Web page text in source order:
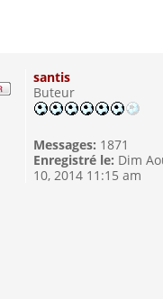
santis
Buteur
Messages: 1871
Enregistré le: Dim
10, 2014 11:15 am